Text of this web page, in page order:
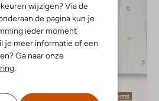
wijzigen? Via de
de pagina kun je
ieder moment
je meer informatie of een
Ga naar onze
.
Laatste items